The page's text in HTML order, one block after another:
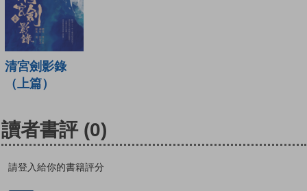
清宮劍影錄
（上篇）
讀者書評 (0)
請登入給你的書籍評分